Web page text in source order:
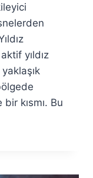
yıldız
kısmı. Bu